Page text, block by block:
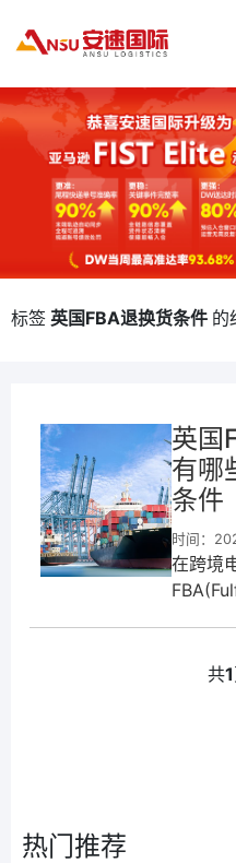
标签 英国FBA退换货条件 的
英国
有哪
条件
时间：
在跨境
户满意
共1
热门推荐